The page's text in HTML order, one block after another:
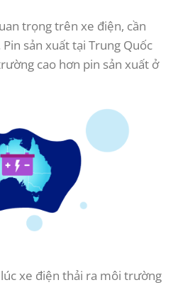
trọng trên xe điện, cần
sản xuất tại Trung Quốc
cao hơn pin sản xuất ở
xe điện thải ra môi trường